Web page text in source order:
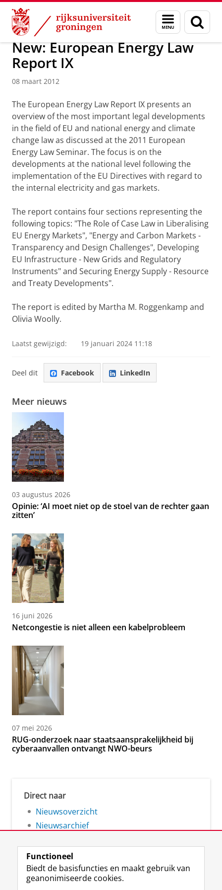
Skip
Content
Skip
Navigation
Menu
en
zoeken
Over ons Actueel Nieuws Nieuwsberichten
New: European Energy Law
Report IX
08 maart 2012
The European Energy Law Report IX presents an
overview of the most important legal developments
in the field of EU and national energy and climate
change law as discussed at the 2011 European
Energy Law Seminar. The focus is on the
developments at the national level following the
implementation of the EU Directives with regard to
the internal electricity and gas markets.
The report contains four sections representing the
following topics: "The Role of Case Law in Liberalising
EU Energy Markets", "Energy and Carbon Markets -
Transparency and Design Challenges", Developing
EU Infrastructure - New Grids and Regulatory
Instruments" and Securing Energy Supply - Resource
and Treaty Developments".
The report is edited by Martha M. Roggenkamp and
Olivia Woolly.
Laatst gewijzigd: 19 januari 2024 11:18
Deel dit Facebook LinkedIn
Meer nieuws
03 augustus 2026
Opinie: ‘AI moet niet op de stoel van de rechter gaan
zitten’
16 juni 2026
Netcongestie is niet alleen een kabelprobleem
07 mei 2026
RUG-onderzoek naar staatsaansprakelijkheid bij
cyberaanvallen ontvangt NWO-beurs
Direct naar
Nieuwsoverzicht
Nieuwsarchief
Functioneel
Biedt de basisfuncties en maakt gebruik van
geanonimiseerde cookies.